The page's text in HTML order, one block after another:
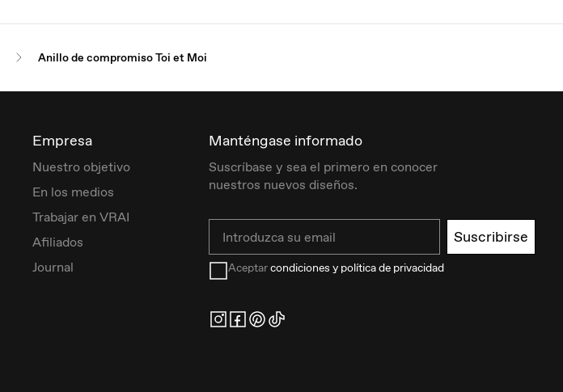
Anillo de compromiso Toi et Moi
Empresa
Nuestro objetivo
En los medios
Trabajar en VRAI
Afiliados
Journal
Manténgase informado
Suscríbase y sea el primero en conocer
nuestros nuevos diseños.
Suscribirse
Aceptarcondiciones y política de privacidad